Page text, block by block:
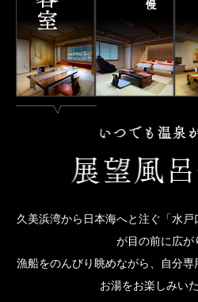
久美浜湾から日本海へと注ぐ「水
が目の前に広が
漁船をのんびり眺めながら、自分専
お湯をお楽しみい